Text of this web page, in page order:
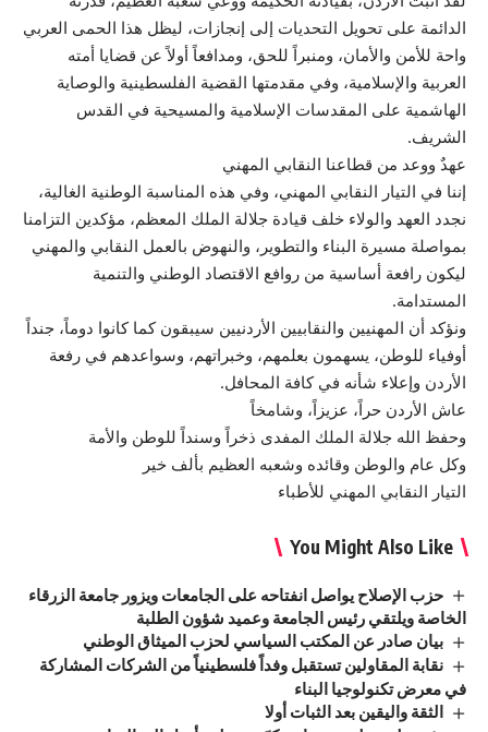
الدائمة على تحويل التحديات إلى إنجازات، ليظل هذا الحمى العربي
واحة للأمن والأمان، ومنبراً للحق، ومدافعاً أولاً عن قضايا أمته
العربية والإسلامية، وفي مقدمتها القضية الفلسطينية والوصاية
الهاشمية على المقدسات الإسلامية والمسيحية في القدس
الشريف.
عهدٌ ووعد من قطاعنا النقابي المهني
إننا في التيار النقابي المهني، وفي هذه المناسبة الوطنية الغالية،
نجدد العهد والولاء خلف قيادة جلالة الملك المعظم، مؤكدين التزامنا
بمواصلة مسيرة البناء والتطوير، والنهوض بالعمل النقابي والمهني
ليكون رافعة أساسية من روافع الاقتصاد الوطني والتنمية
المستدامة.
ونؤكد أن المهنيين والنقابيين الأردنيين سيبقون كما كانوا دوماً، جنداً
أوفياء للوطن، يسهمون بعلمهم، وخبراتهم، وسواعدهم في رفعة
الأردن وإعلاء شأنه في كافة المحافل.
عاش الأردن حراً، عزيزاً، وشامخاً
وحفظ الله جلالة الملك المفدى ذخراً وسنداً للوطن والأمة
وكل عام والوطن وقائده وشعبه العظيم بألف خير
التيار النقابي المهني للأطباء
You Might Also Like
حزب الإصلاح يواصل انفتاحه على الجامعات ويزور جامعة الزرقاء
الخاصة ويلتقي رئيس الجامعة وعميد شؤون الطلبة
بيان صادر عن المكتب السياسي لحزب الميثاق الوطني
نقابة المقاولين تستقبل وفداً فلسطينياً من الشركات المشاركة
في معرض تكنولوجيا البناء
الثقة واليقين بعد الثبات أولا